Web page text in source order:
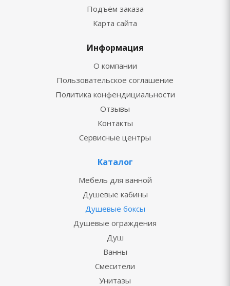
Подъём заказа
Карта сайта
Информация
О компании
Пользовательское соглашение
Политика конфендициальности
Отзывы
Контакты
Сервисные центры
Каталог
Мебель для ванной
Душевые кабины
Душевые боксы
Душевые ограждения
Душ
Ванны
Смесители
Унитазы